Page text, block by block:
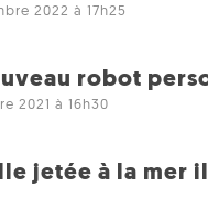
2022 à 17h25
robot
2021 à 16h30
jetée à la mer